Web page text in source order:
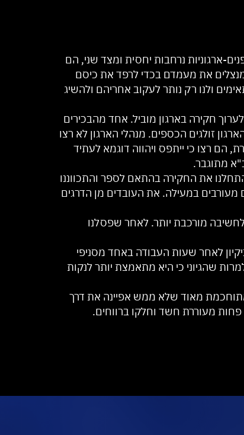
ארגוניות נרחבות יחסית ומצד שני, הם
את מעמדם בכדי לרפד את כיסם
ולנו רק נותר לעקוב אחריהם ולהשיג
חקירה בארגון מוביל. אחד מהבכירים
זולגים הכספים. מנהלי הארגון לא רצו
רצו כי ייתפס ויהווה דוגמא לעתיד
מתוגבר.
את החקירה בהתאם לספר והתכווננו
מעורבים במעילה. את העובדים מן הדרגים
מורכבת יותר. לאחר שפסלנו
לאחר שעות העבודה באחד מסניפי
שהגיוני כי היא מתאמצת יותר לנקות
מאוד שלא ממש אפיינה את דרך
מעוררת חשד וחלקו ברווחים.